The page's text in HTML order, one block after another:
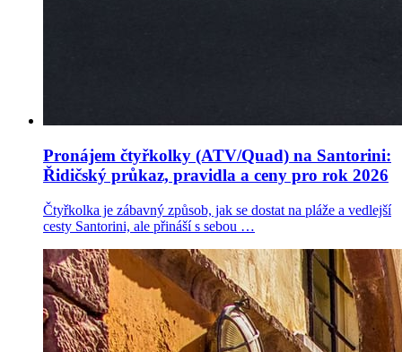
Pronájem čtyřkolky (ATV/Quad) na Santorini:
Řidičský průkaz, pravidla a ceny pro rok 2026
Čtyřkolka je zábavný způsob, jak se dostat na pláže a vedlejší
cesty Santorini, ale přináší s sebou …